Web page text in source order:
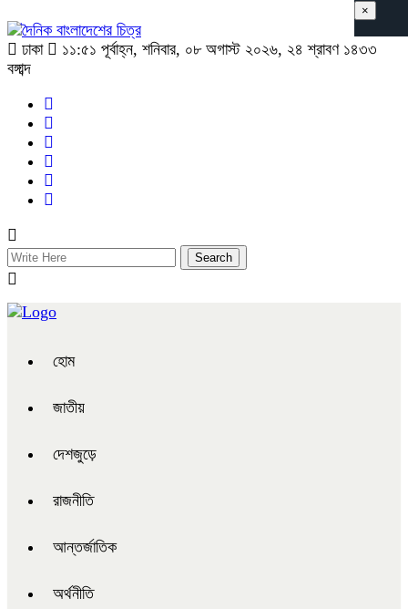
ঢাকা
১১:৫১ পূর্বাহ্ন, শনিবার, ০৮ অগাস্ট ২০২৬, ২৪ শ্রাবণ ১৪৩৩
বঙ্গাব্দ
হোম
জাতীয়
দেশজুড়ে
রাজনীতি
আন্তর্জাতিক
অর্থনীতি
×